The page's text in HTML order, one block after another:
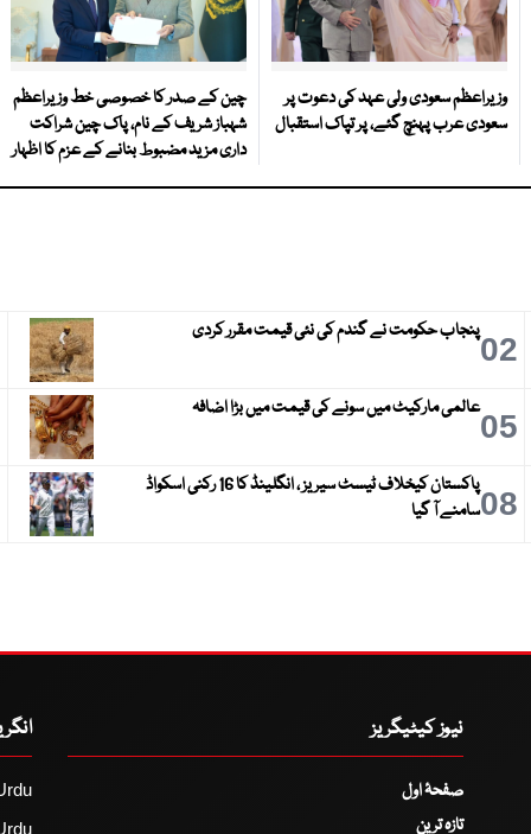
وزیراعظم سعودی ولی عہد کی دعوت پر
سعودی عرب پہنچ گئے، پر تپاک استقبال
چین کے صدر کا خصوصی خط وزیراعظم
شہباز شریف کے نام، پاک چین شراکت
داری مزید مضبوط بنانے کے عزم کا اظہار
02پنجاب حکومت نے گندم کی نئی قیمت مقرر کردی
05عالمی مارکیٹ میں سونے کی قیمت میں بڑا اضافہ
08
پاکستان کیخلاف ٹیسٹ سیریز ، انگلینڈ کا 16 رکنی اسکواڈ
سامنے آ گیا
نیوز کیٹیگریز
صفحۂ اول
تازہ ترین